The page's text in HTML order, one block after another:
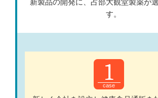
新製品の開発に、占部大観堂製薬が
す。
1